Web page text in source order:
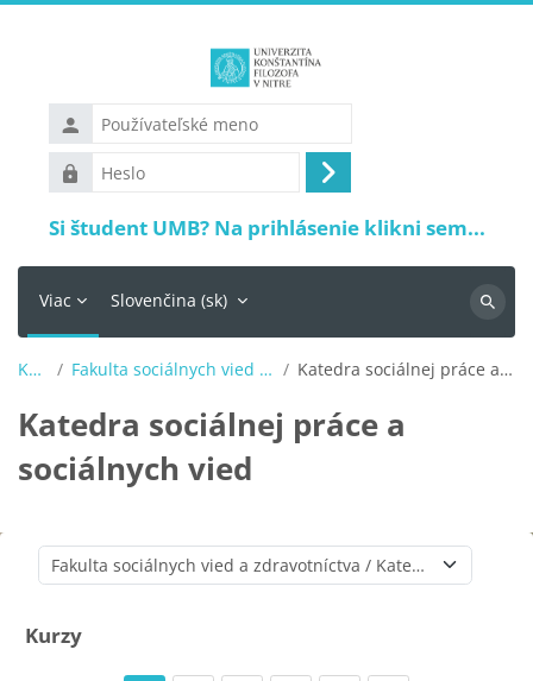
Používateľské
meno
Heslo
Prihlásiť
sa
Si študent UMB? Na prihlásenie klikni sem...
Viac Slovenčina ‎(sk)‎
Kurzy Fakulta sociálnych vied a zdravotníctva Katedra sociálnej práce a sociálnych vied
Katedra sociálnej práce a
sociálnych vied
Kategórie kurzov
Kurzy